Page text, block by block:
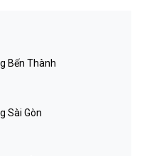
Bến Thành
Sài Gòn